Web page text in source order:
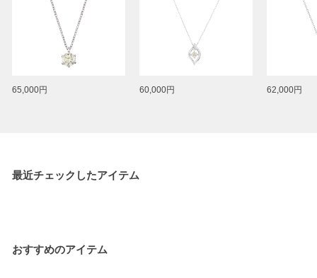
65,000円 60,000円 62,000円
最近チェックしたアイテム
おすすめのアイテム